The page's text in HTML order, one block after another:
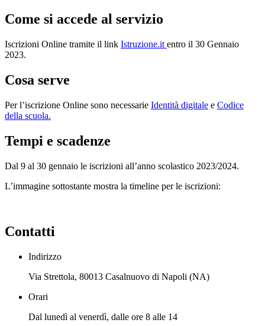
Come si accede al servizio
Iscrizioni Online tramite il link Istruzione.it entro il 30 Gennaio
2023.
Cosa serve
Per l’iscrizione Online sono necessarie Identità digitale e Codice
della scuola.
Tempi e scadenze
Dal 9 al 30 gennaio le iscrizioni all’anno scolastico 2023/2024.
L’immagine sottostante mostra la timeline per le iscrizioni:
Contatti
Indirizzo
Via Strettola, 80013 Casalnuovo di Napoli (NA)
Orari
Dal lunedì al venerdì, dalle ore 8 alle 14